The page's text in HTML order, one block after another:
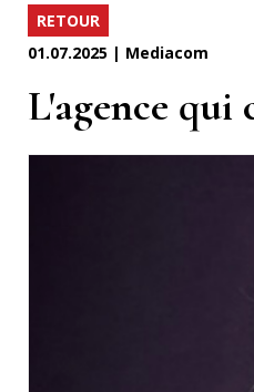
RETOUR
01.07.2025 | Mediacom
L'agence qui